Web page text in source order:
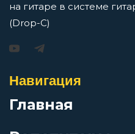
Джаз
Дитячая
Игорь Растеряев —
Просмотров: 15192 чел.
на гитаре в системе
(Drop-C)
Навигация
Главная